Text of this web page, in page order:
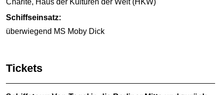
Charité, Haus der Kulturen der Welt (HKW)
Schiffseinsatz:
überwiegend MS Moby Dick
Tickets